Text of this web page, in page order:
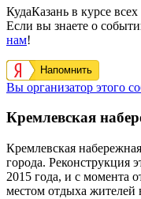
КудаКазань в курсе
Если вы знаете о
нам!
Напомнить
Вы организатор этого
Кремлевская
Кремлевская
города. Реконструкция
2015 года, и с момента
местом отдыха жителей